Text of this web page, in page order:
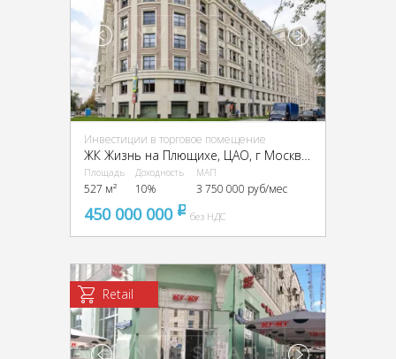
Инвестиции в торговое помещение
Площадь
527 м²
Доходность
10%
МАП
3 750 000 руб/мес
450 000 000 pуббез НДС
Retail